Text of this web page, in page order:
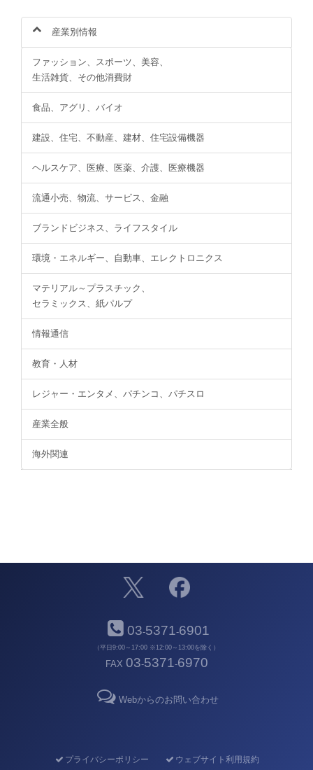
産業別情報
ファッション、スポーツ、美容、
生活雑貨、その他消費財
食品、アグリ、バイオ
建設、住宅、不動産、建材、住宅設備機器
ヘルスケア、医療、医薬、介護、医療機器
流通小売、物流、サービス、金融
ブランドビジネス、ライフスタイル
環境・エネルギー、自動車、エレクトロニクス
マテリアル～プラスチック、
セラミックス、紙パルプ
情報通信
教育・人材
レジャー・エンタメ、パチンコ、パチスロ
産業全般
海外関連
03-5371-6901
（平日9:00～17:00 ※12:00～13:00を除く）
FAX 03-5371-6970
Webからのお問い合わせ
プライバシーポリシー
ウェブサイト利用規約